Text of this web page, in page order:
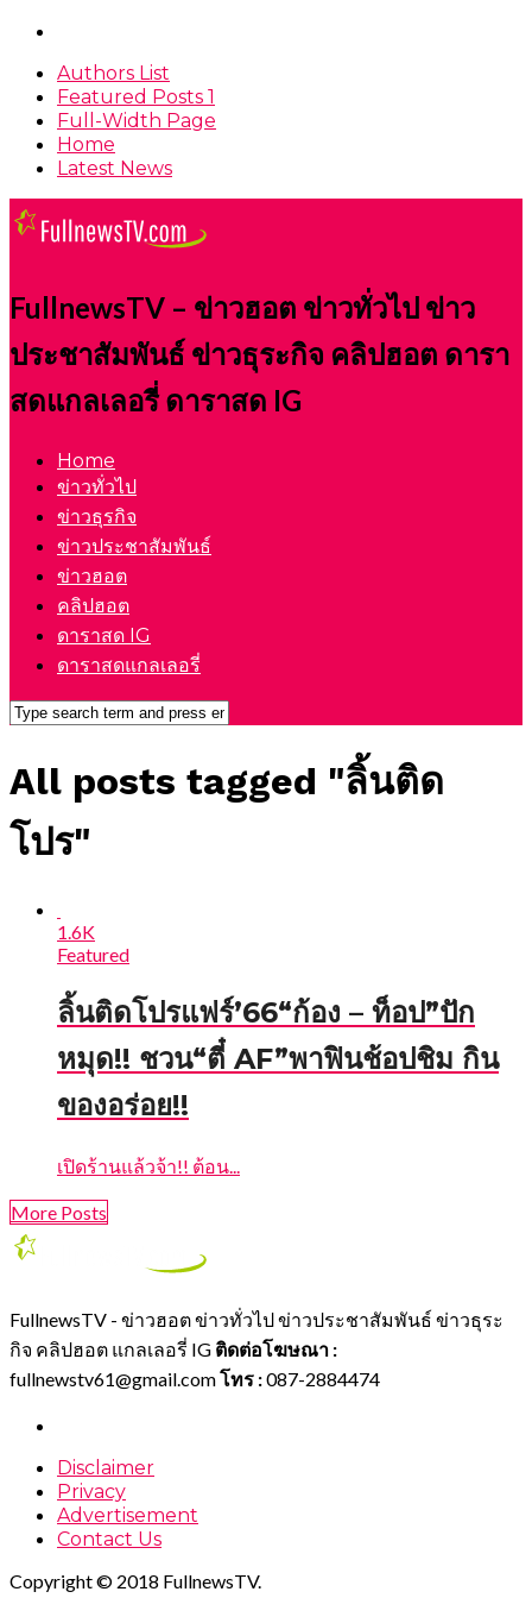
Authors List
Featured Posts 1
Full-Width Page
Home
Latest News
FullnewsTV – ข่าวฮอต ข่าวทั่วไป ข่าว
ประชาสัมพันธ์ ข่าวธุระกิจ คลิปฮอต ดารา
สดแกลเลอรี่ ดาราสด IG
Home
ข่าวทั่วไป
ข่าวธุรกิจ
ข่าวประชาสัมพันธ์
ข่าวฮอต
คลิปฮอต
ดาราสด IG
ดาราสดแกลเลอรี่
All posts tagged "ลิ้นติด​
โปร"
1.6K
Featured
ลิ้นติดโปรแฟร์’66“ก้อง – ท็อป”ปัก
หมุด!! ชวน“ตี๋ AF”พาฟินช้อปชิม กิน
ของอร่อย!!​
เปิดร้านแล้วจ้า!! ต้อน...
More Posts
FullnewsTV - ข่าวฮอต ข่าวทั่วไป ข่าวประชาสัมพันธ์ ข่าวธุระ
กิจ คลิปฮอต แกลเลอรี่ IG ติดต่อโฆษณา :
fullnewstv61@gmail.comโทร :087-2884474
Disclaimer
Privacy
Advertisement
Contact Us
Copyright © 2018 FullnewsTV.